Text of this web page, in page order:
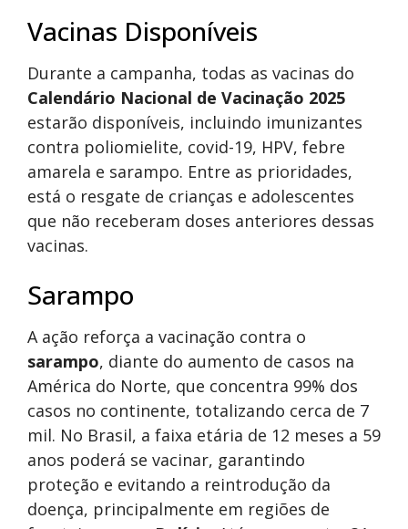
Vacinas Disponíveis
Durante a campanha, todas as vacinas do
Calendário Nacional de Vacinação 2025
estarão disponíveis, incluindo imunizantes
contra poliomielite, covid-19, HPV, febre
amarela e sarampo. Entre as prioridades,
está o resgate de crianças e adolescentes
que não receberam doses anteriores dessas
vacinas.
Sarampo
A ação reforça a vacinação contra o
sarampo, diante do aumento de casos na
América do Norte, que concentra 99% dos
casos no continente, totalizando cerca de 7
mil. No Brasil, a faixa etária de 12 meses a 59
anos poderá se vacinar, garantindo
proteção e evitando a reintrodução da
doença, principalmente em regiões de